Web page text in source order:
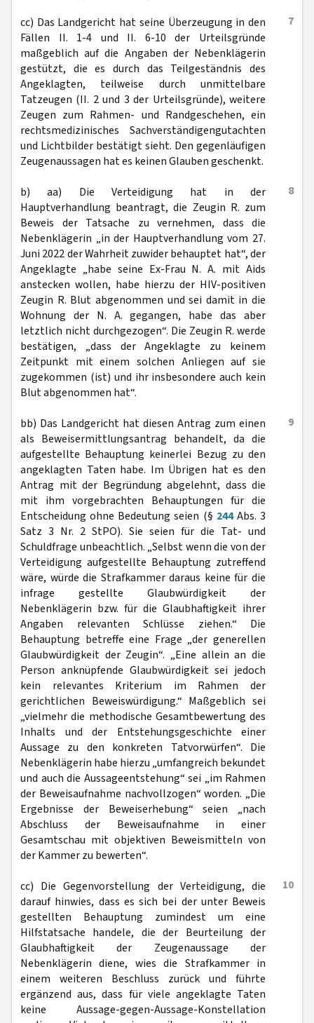
7
cc) Das Landgericht hat seine Überzeugung in den
Fällen II. 1-4 und II. 6-10 der Urteilsgründe
maßgeblich auf die Angaben der Nebenklägerin
gestützt, die es durch das Teilgeständnis des
Angeklagten, teilweise durch unmittelbare
Tatzeugen (II. 2 und 3 der Urteilsgründe), weitere
Zeugen zum Rahmen- und Randgeschehen, ein
rechtsmedizinisches Sachverständigengutachten
und Lichtbilder bestätigt sieht. Den gegenläufigen
Zeugenaussagen hat es keinen Glauben geschenkt.
8
b) aa) Die Verteidigung hat in der
Hauptverhandlung beantragt, die Zeugin R. zum
Beweis der Tatsache zu vernehmen, dass die
Nebenklägerin „in der Hauptverhandlung vom 27.
Juni 2022 der Wahrheit zuwider behauptet hat“, der
Angeklagte „habe seine Ex-Frau N. A. mit Aids
anstecken wollen, habe hierzu der HIV-positiven
Zeugin R. Blut abgenommen und sei damit in die
Wohnung der N. A. gegangen, habe das aber
letztlich nicht durchgezogen“. Die Zeugin R. werde
bestätigen, „dass der Angeklagte zu keinem
Zeitpunkt mit einem solchen Anliegen auf sie
zugekommen (ist) und ihr insbesondere auch kein
Blut abgenommen hat“.
9
bb) Das Landgericht hat diesen Antrag zum einen
als Beweisermittlungsantrag behandelt, da die
aufgestellte Behauptung keinerlei Bezug zu den
angeklagten Taten habe. Im Übrigen hat es den
Antrag mit der Begründung abgelehnt, dass die
mit ihm vorgebrachten Behauptungen für die
Entscheidung ohne Bedeutung seien (§ 244Abs. 3
Satz 3 Nr. 2 StPO). Sie seien für die Tat- und
Schuldfrage unbeachtlich. „Selbst wenn die von der
Verteidigung aufgestellte Behauptung zutreffend
wäre, würde die Strafkammer daraus keine für die
infrage gestellte Glaubwürdigkeit der
Nebenklägerin bzw. für die Glaubhaftigkeit ihrer
Angaben relevanten Schlüsse ziehen.“ Die
Behauptung betreffe eine Frage „der generellen
Glaubwürdigkeit der Zeugin“. „Eine allein an die
Person anknüpfende Glaubwürdigkeit sei jedoch
kein relevantes Kriterium im Rahmen der
gerichtlichen Beweiswürdigung.“ Maßgeblich sei
„vielmehr die methodische Gesamtbewertung des
Inhalts und der Entstehungsgeschichte einer
Aussage zu den konkreten Tatvorwürfen“. Die
Nebenklägerin habe hierzu „umfangreich bekundet
und auch die Aussageentstehung“ sei „im Rahmen
der Beweisaufnahme nachvollzogen“ worden. „Die
Ergebnisse der Beweiserhebung“ seien „nach
Abschluss der Beweisaufnahme in einer
Gesamtschau mit objektiven Beweismitteln von
der Kammer zu bewerten“.
10
cc) Die Gegenvorstellung der Verteidigung, die
darauf hinwies, dass es sich bei der unter Beweis
gestellten Behauptung zumindest um eine
Hilfstatsache handele, die der Beurteilung der
Glaubhaftigkeit der Zeugenaussage der
Nebenklägerin diene, wies die Strafkammer in
einem weiteren Beschluss zurück und führte
ergänzend aus, dass für viele angeklagte Taten
keine Aussage-gegen-Aussage-Konstellation